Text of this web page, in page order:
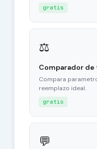
gratis
⚖
Comparador
Compara
reemplazo ideal.
gratis
💬